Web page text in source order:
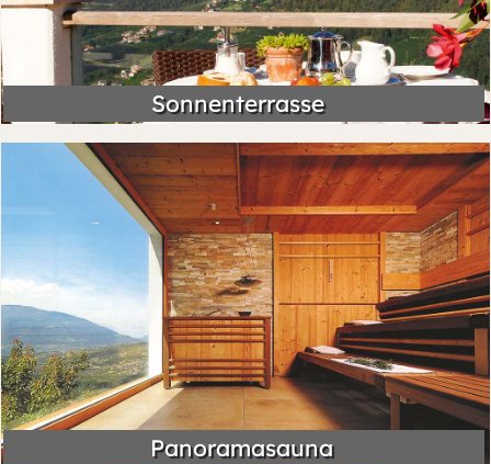
Sonnenterrasse
Panoramasauna